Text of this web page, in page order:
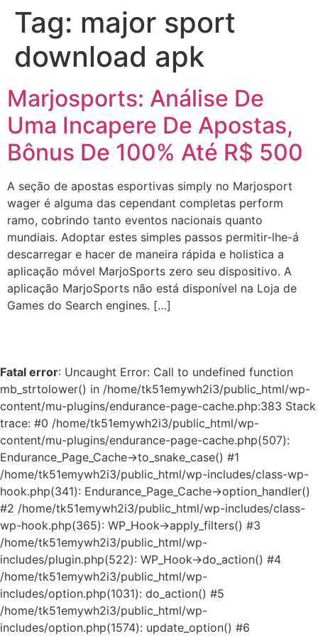
Skip
content
Tag: major sport
download apk
Marjosports: Análise De
Uma Incapere De Apostas,
Bônus De 100% Até R$ 500
A seção de apostas esportivas simply no Marjosport
wager é alguma das cependant completas perform
ramo, cobrindo tanto eventos nacionais quanto
mundiais. Adoptar estes simples passos permitir-lhe-á
descarregar e hacer de maneira rápida e holistica a
aplicação móvel MarjoSports zero seu dispositivo. A
aplicação MarjoSports não está disponível na Loja de
Games do Search engines. […]
Fatal error: Uncaught Error: Call to undefined function
mb_strtolower() in /home/tk51emywh2i3/public_html/wp-
content/mu-plugins/endurance-page-cache.php:383 Stack
trace: #0 /home/tk51emywh2i3/public_html/wp-
content/mu-plugins/endurance-page-cache.php(507):
Endurance_Page_Cache->to_snake_case() #1
/home/tk51emywh2i3/public_html/wp-includes/class-wp-
hook.php(341): Endurance_Page_Cache->option_handler()
#2 /home/tk51emywh2i3/public_html/wp-includes/class-
wp-hook.php(365): WP_Hook->apply_filters() #3
/home/tk51emywh2i3/public_html/wp-
includes/plugin.php(522): WP_Hook->do_action() #4
/home/tk51emywh2i3/public_html/wp-
includes/option.php(1031): do_action() #5
/home/tk51emywh2i3/public_html/wp-
includes/option.php(1574): update_option() #6